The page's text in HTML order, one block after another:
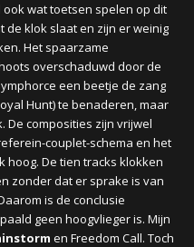
ook wat toetsen spelen op dit
de klok slaat en zijn er weinig
Het spaarzame
overschaduwd door de
een beetje de zang
Hunt) te benaderen, maar
De composities zijn vrijwel
couplet-schema en het
De tien tracks klokken
zonder dat er sprake is van
is de conclusie
geen hoogvlieger is. Mijn
en Freedom Call. Toch